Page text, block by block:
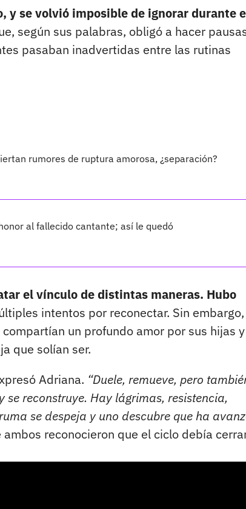
y se volvió imposible de ignorar durante
según sus palabras, obligó a hacer
pasaban inadvertidas entre las rutinas
rumores de ruptura amorosa, ¿separación?
al fallecido cantante; así le quedó
el vínculo de distintas maneras. Hubo
intentos por reconectar. Sin embargo,
un profundo amor por sus hijas y
que solían ser.
Adriana. “Duele, remueve, pero
reconstruye. Hay lágrimas, resistencia,
se despeja y uno descubre que ha
reconocieron que el ciclo debía